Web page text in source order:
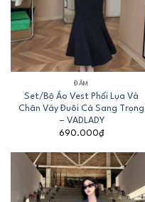
ĐẦM
Set/Bộ Áo Vest Phối Lụa Và
Chân Váy Đuôi Cá Sang Trọng
– VADLADY
690.000₫